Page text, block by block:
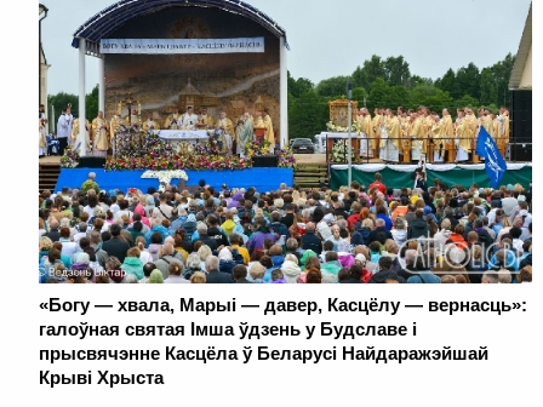
«Богу — хвала, Марыі — давер, Касцёлу — вернасць»:
галоўная святая Імша ўдзень у Будславе і
прысвячэнне Касцёла ў Беларусі Найдаражэйшай
Крыві Хрыста